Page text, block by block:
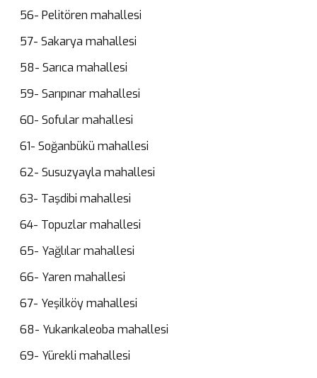
56- Pelitören mahallesi
57- Sakarya mahallesi
58- Sarıca mahallesi
59- Sarıpınar mahallesi
60- Sofular mahallesi
61- Soğanbükü mahallesi
62- Susuzyayla mahallesi
63- Taşdibi mahallesi
64- Topuzlar mahallesi
65- Yağlılar mahallesi
66- Yaren mahallesi
67- Yeşilköy mahallesi
68- Yukarıkaleoba mahallesi
69- Yürekli mahallesi